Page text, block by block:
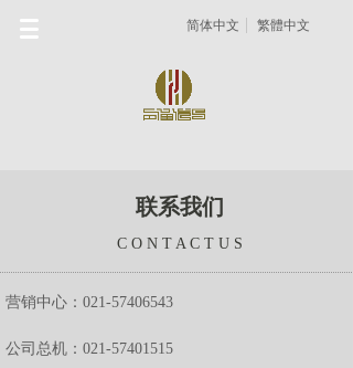
简体中文 繁體中文
营销中心：021-57406543
公司总机：021-57401515
联系我们
C O N T A C T U S